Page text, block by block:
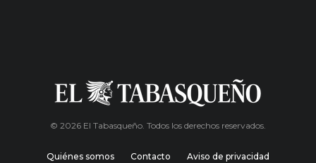
© 2026 El Tabasqueño. Todos los derechos reservados.
Quiénes somos Contacto Aviso de privacidad